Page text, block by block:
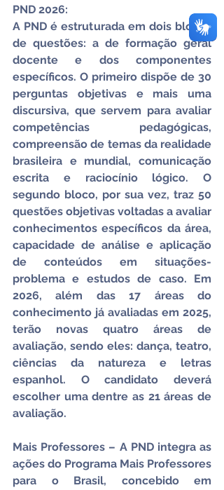
PND 2026:
A PND é estruturada em dois blocos
de questões: a de formação geral
docente e dos componentes
específicos. O primeiro dispõe de 30
perguntas objetivas e mais uma
discursiva, que servem para avaliar
competências pedagógicas,
compreensão de temas da realidade
brasileira e mundial, comunicação
escrita e raciocínio lógico. O
segundo bloco, por sua vez, traz 50
questões objetivas voltadas a avaliar
conhecimentos específicos da área,
capacidade de análise e aplicação
de conteúdos em situações-
problema e estudos de caso. Em
2026, além das 17 áreas do
conhecimento já avaliadas em 2025,
terão novas quatro áreas de
avaliação, sendo eles: dança, teatro,
ciências da natureza e letras
espanhol. O candidato deverá
escolher uma dentre as 21 áreas de
avaliação.
Mais Professores – A PND integra as
ações do Programa Mais Professores
para o Brasil, concebido em